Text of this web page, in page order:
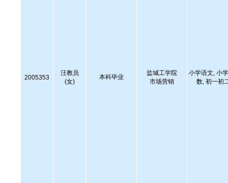
2005353
汪教员
(女)
本科毕业
盐城工学院
市场营销
小学语文, 小
数, 初一初